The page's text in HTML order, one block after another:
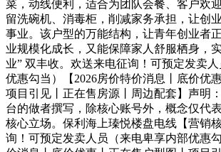
菜，动线便利，适合为团队会餐、客户欢
留洗碗机、消毒柜，削减家务承担，让创
事业。该户型的万能结构，让青年创业者
业规模化成长，又能保障家人舒服栖身，
业” 双丰收。欢送来电征询！可预定发卖
优惠勾当）【2026房价特价消息丨底价优
项目引见丨正在售房源丨周边配套】声明
台的做者撰写，除核心账号外，概念仅代
核心立场。保利海上瑧悦楼盘电线【营销
询！可预定发卖人员（来电卑享内部优惠